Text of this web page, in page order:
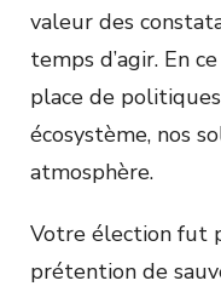
valeur des
temps d’agir. En
place de
écosystème, nos
atmosphère.
Votre élection fut
prétention de